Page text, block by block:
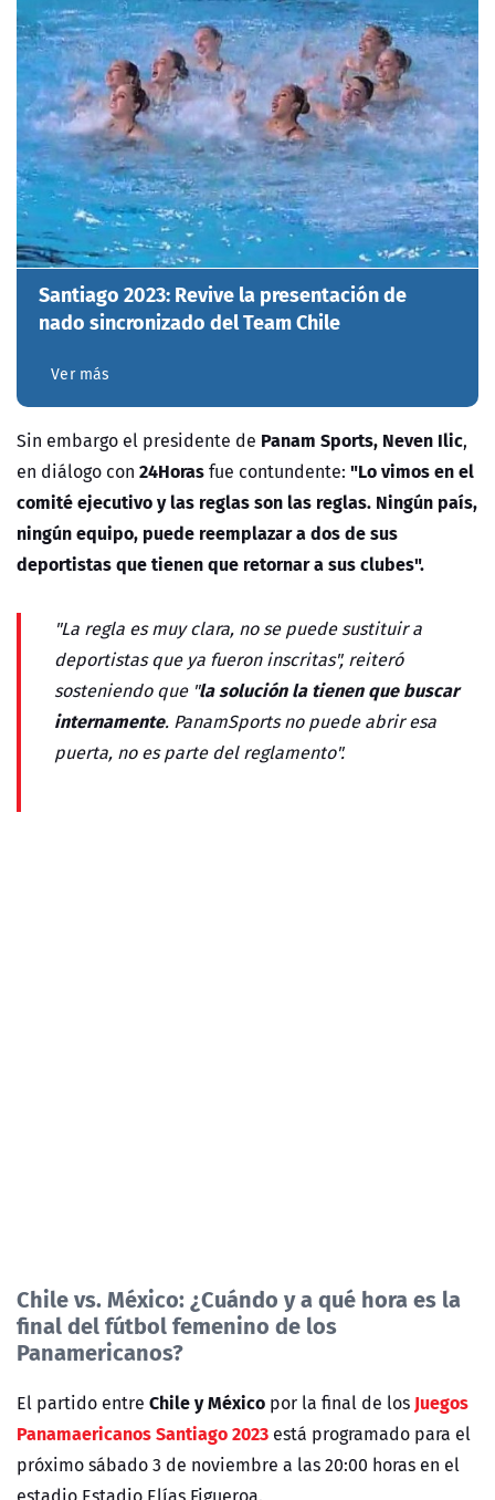
Santiago 2023: Revive la presentación de
nado sincronizado del Team Chile
Ver más
Sin embargo el presidente de Panam Sports, Neven Ilic,
en diálogo con 24Horasfue contundente: "Lo vimos en el
comité ejecutivo y las reglas son las reglas. Ningún país,
ningún equipo, puede reemplazar a dos de sus
deportistas que tienen que retornar a sus clubes".
"La regla es muy clara, no se puede sustituir a
deportistas que ya fueron inscritas", reiteró
sosteniendo que "la solución la tienen que buscar
internamente. PanamSports no puede abrir esa
puerta, no es parte del reglamento".
Chile vs. México: ¿Cuándo y a qué hora es la
final del fútbol femenino de los
Panamericanos?
El partido entre Chile y México por la final de los Juegos
Panamaericanos Santiago 2023 está programado para el
próximo sábado 3 de noviembre a las 20:00 horas en el